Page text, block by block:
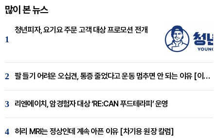
많이 본 뉴스
1
청년피자, 요기요 주문 고객 대상 프로모션 전개
2 팔 들기 어려운 오십견, 통증 줄었다고 운동 멈추면 안 되는 이유 [이병욱 원장 칼럼]
3 리엔에이치, 암경험자 대상 ‘RE:CAN 푸드테라피’ 운영
4 허리 MRI는 정상인데 계속 아픈 이유 [차기용 원장 칼럼]